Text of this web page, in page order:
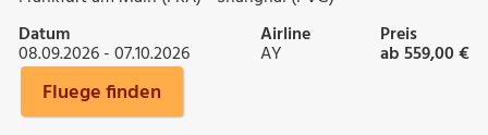
Datum
08.09.2026 - 07.10.2026
Airline
AY
Preis
ab 559,00 €
Fluege finden